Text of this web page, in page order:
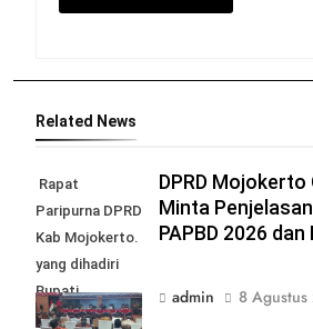
Related News
Rapat
Paripurna DPRD
Kab Mojokerto.
yang dihadiri
Bupati
Mojokerto
DPRD
Minta
PAPBD 2026
admin 8